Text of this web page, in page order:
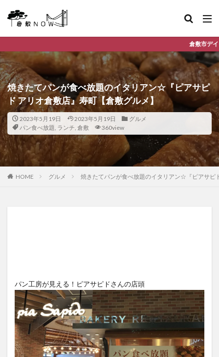
倉敷市デイリーランキングやお得な
焼きたてパンが食べ放題のイタリアン☆『ピアサピ
ド アリオ倉敷店』寿町【倉敷グルメ】
2023年5月19日 2023年5月19日
グルメ
パン食べ放題, ランチ, 倉敷 360view
HOME グルメ 焼きたてパンが食べ放題のイタリアン☆『ピアサピ
パン工房が見える！ピアサピドさんの店頭